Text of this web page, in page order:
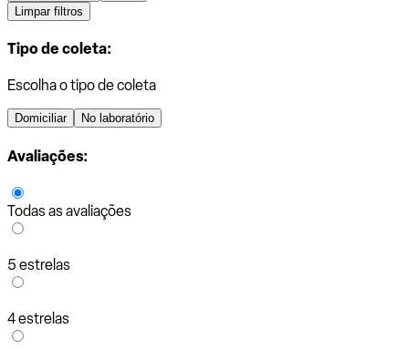
Limpar filtros
Tipo de coleta:
Escolha o tipo de coleta
Domiciliar No laboratório
Avaliações:
Todas as avaliações
5 estrelas
4 estrelas